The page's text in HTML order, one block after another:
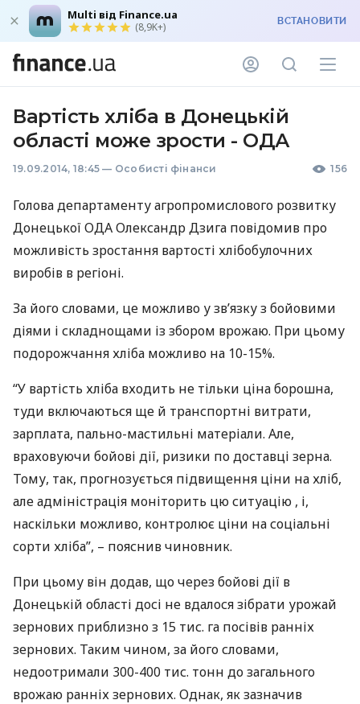
Multi від Finance.ua
(8,9K+) ВСТАНОВИТИ
Вартість хліба в Донецькій
області може зрости - ОДА
19.09.2014, 18:45 — Особисті фінанси 156
Голова департаменту агропромислового розвитку
Донецької ОДАОлександр Дзига повідомив про
можливість зростання вартості хлібобулочних
виробів в регіоні.
За його словами, це можливо у зв’язку з бойовими
діями і складнощами із збором врожаю. При цьому
подорожчання хліба можливо на 10-15%.
“У вартість хліба входить не тільки ціна борошна,
туди включаються ще й транспортні витрати,
зарплата, пально-мастильні матеріали. Але,
враховуючи бойові дії, ризики по доставці зерна.
Тому, так, прогнозується підвищення ціни на хліб,
але адміністрація моніторить цю ситуацію , і,
наскільки можливо, контролює ціни на соціальні
сорти хліба”, – пояснив чиновник.
При цьому він додав, що через бойові дії в
Донецькій області досі не вдалося зібрати урожай
зернових приблизно з 15 тис. га посівів ранніх
зернових. Таким чином, за його словами,
недоотримали 300-400 тис. тонн до загального
врожаю ранніх зернових. Однак, як зазначив